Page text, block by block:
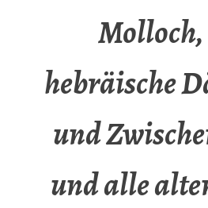
hebräische
und
und alle